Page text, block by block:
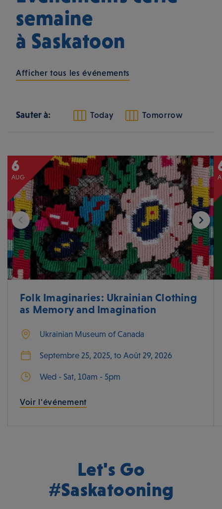
semaine
à Saskatoon
Afficher tous les événements
Sauter à: Today Tomorrow
6
AUG
Folk Imaginaries: Ukrainian Clothing
as Memory and Imagination
Ukrainian Museum of Canada
Septembre 25, 2025, to Août 29, 2026
Wed - Sat, 10am - 5pm
Voir l'événement
Let's Go
#Saskatooning